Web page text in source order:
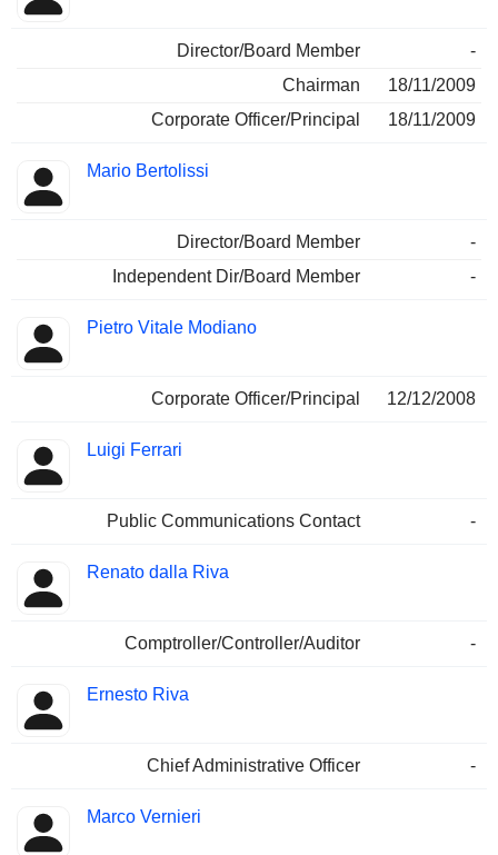
Director/Board Member
-
Chairman
18/11/2009
Corporate Officer/Principal
18/11/2009
Mario Bertolissi
Director/Board Member
-
Independent Dir/Board Member
-
Pietro Vitale Modiano
Corporate Officer/Principal 12/12/2008
Luigi Ferrari
Public Communications Contact -
Renato dalla Riva
Comptroller/Controller/Auditor -
Ernesto Riva
Chief Administrative Officer -
Marco Vernieri